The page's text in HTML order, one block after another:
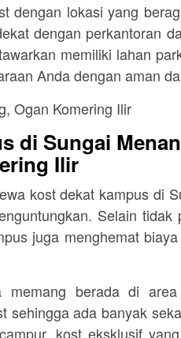
dengan lokasi yang
dengan perkantoran
memiliki lahan
Anda dengan aman
di Sungai
Ilir
kost dekat kampus di
Selain tidak
juga menghemat
memang berada di
sehingga ada banyak
kost eksklusif yang